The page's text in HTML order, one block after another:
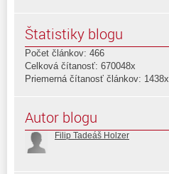
Štatistiky blogu
Počet článkov: 466
Celková čítanosť: 670048x
Priemerná čítanosť článkov: 1438x
Autor blogu
Filip Tadeáš Holzer